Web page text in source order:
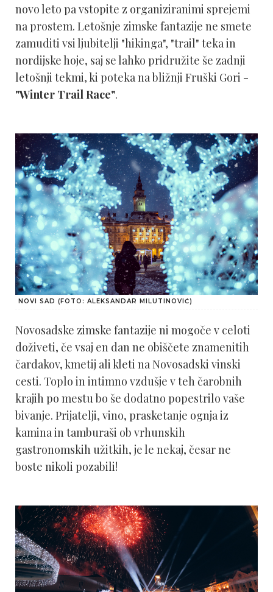
novo leto pa vstopite z organiziranimi sprejemi
na prostem. Letošnje zimske fantazije ne smete
zamuditi vsi ljubitelji "hikinga", "trail" teka in
nordijske hoje, saj se lahko pridružite še zadnji
letošnji tekmi, ki poteka na bližnji Fruški Gori -
"Winter Trail Race".
NOVI SAD (FOTO: ALEKSANDAR MILUTINOVIĆ)
Novosadske zimske fantazije ni mogoče v celoti
doživeti, če vsaj en dan ne obiščete znamenitih
čardakov, kmetij ali kleti na Novosadski vinski
cesti. Toplo in intimno vzdušje v teh čarobnih
krajih po mestu bo še dodatno popestrilo vaše
bivanje. Prijatelji, vino, prasketanje ognja iz
kamina in tamburaši ob vrhunskih
gastronomskih užitkih, je le nekaj, česar ne
boste nikoli pozabili!